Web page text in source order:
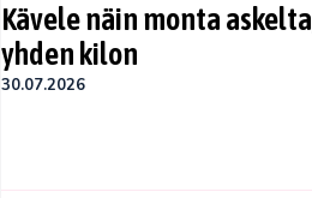
Kävele näin monta
yhden kilon
30.07.2026